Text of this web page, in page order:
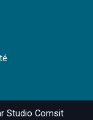
Studio Comsit